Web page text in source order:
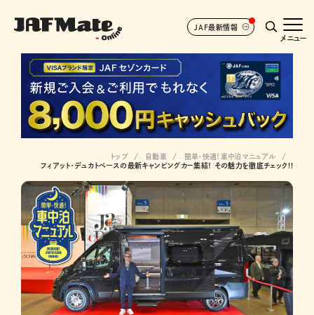
JAF最新情報
メニュー
トップ 自動車
簡単・快適！車中泊マニュアル
フィアット・デュカトベースの最新キャンピングカー集結！ その魅力を徹底チェック!!